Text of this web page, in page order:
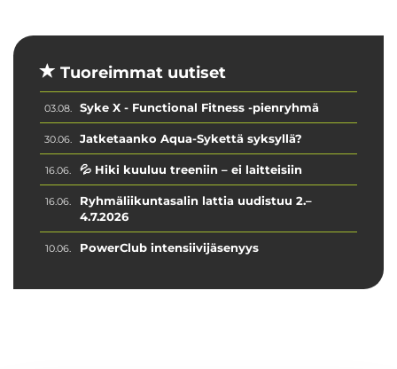
Tuoreimmat uutiset
03.08. Syke X - Functional Fitness -pienryhmä
30.06. Jatketaanko Aqua-Sykettä syksyllä?
16.06. 💦 Hiki kuuluu treeniin – ei laitteisiin
16.06.
Ryhmäliikuntasalin lattia uudistuu 2.–
4.7.2026
10.06. PowerClub intensiivijäsenyys